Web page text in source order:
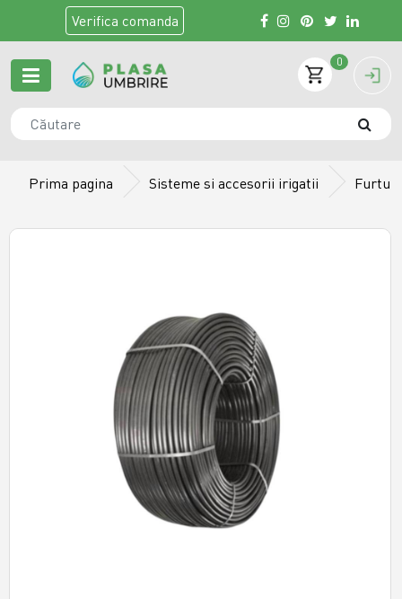
Verifica comanda
0
Prima pagina Sisteme si accesorii irigatii